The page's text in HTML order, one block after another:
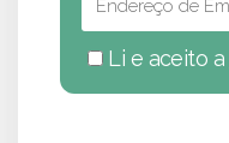
Li e aceito a